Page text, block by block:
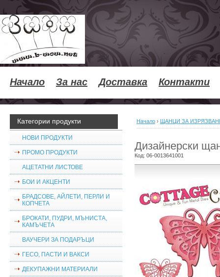
Начало За нас Доставка Контакти
Категории продукти
НОВИ ПРОДУКТИ
ПРОМО ПРОДУКТИ
АЦЕТАТНИ ЛИСТОВЕ
БОИ И АКЦЕНТИ
БРАДСОВЕ, АЙЛЕТИ, ПЕРЛИ И
КОПЧЕТА
БРОКАТИ, ПУДРИ, МЪНИСТА,
КАМЪЧЕТА
ВАУЧЕРИ ЗА ПОДАРЪЦИ
ГЕСО, ПАСТИ И ВАКСИ
ДЕКУПАЖНИ МАТЕРИАЛИ
Начало › ЩАНЦИ ЗА
Дизайнерски
Код: 06-0013641001